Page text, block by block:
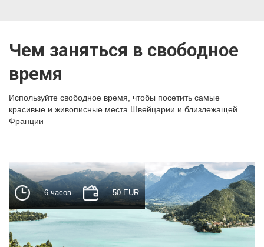
Чем заняться в свободное
время
Используйте свободное время, чтобы посетить cамые
красивые и живописные места Швейцарии и близлежащей
Франции
6 часов 50 EUR